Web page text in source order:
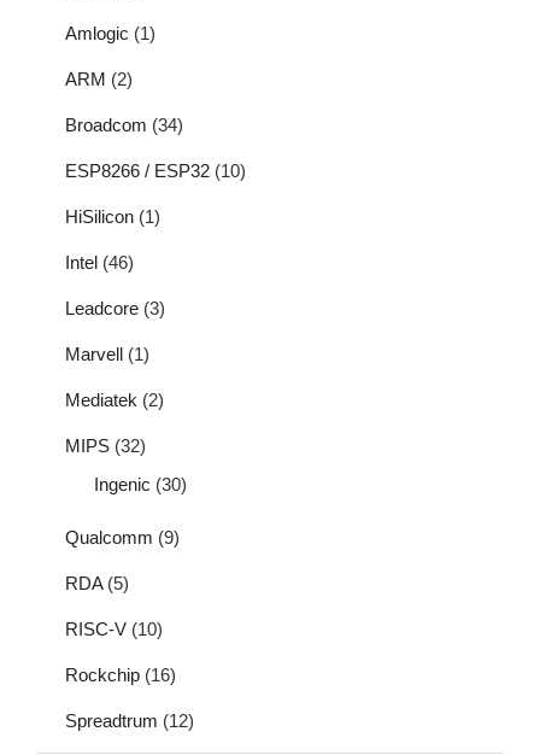
Amlogic (1)
ARM (2)
Broadcom (34)
ESP8266 / ESP32 (10)
HiSilicon (1)
Intel (46)
Leadcore (3)
Marvell (1)
Mediatek (2)
MIPS (32)
Ingenic (30)
Qualcomm (9)
RDA(5)
RISC-V (10)
Rockchip (16)
Spreadtrum (12)